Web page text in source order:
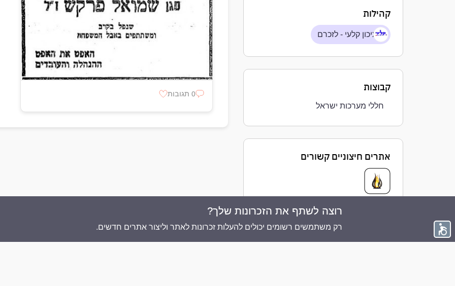
קהילות
תיכון קלעי - לזכרם
קבוצות
חללי מערכות ישראל
אתרים חיצוניים קשורים
0 תגובות
רוצה לשתף את הזכרונות שלך?
רק משתמשים רשומים יכולים להעלות זכרונות לאתר וליצור אתרים חדשים. © 2026 ממוריז פלוס - כל הזכויות שמורות